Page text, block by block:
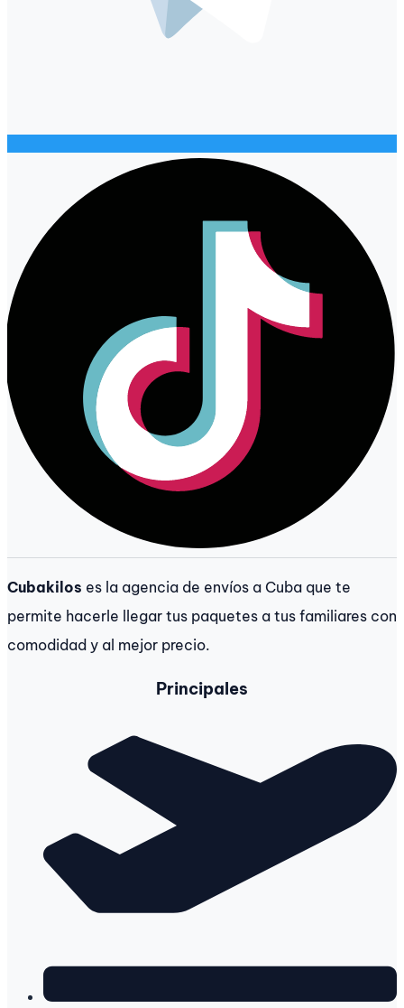
Cubakilos es la agencia de envíos a Cuba que te
permite hacerle llegar tus paquetes a tus familiares con
comodidad y al mejor precio.
Principales